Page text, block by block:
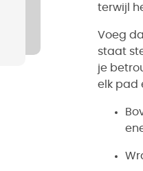
terwijl
Voeg
staat
je
elk pad